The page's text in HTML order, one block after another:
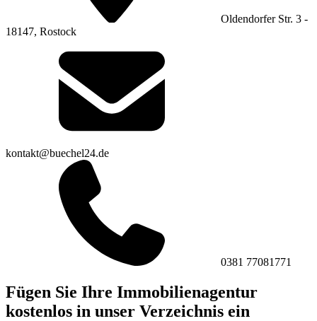
Oldendorfer Str. 3 -
18147, Rostock
kontakt@buechel24.de
0381 77081771
Fügen Sie Ihre Immobilienagentur
kostenlos in unser Verzeichnis ein